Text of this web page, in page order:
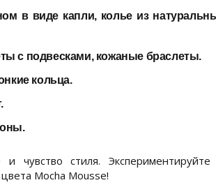
в виде капли, колье из
с подвесками, кожаные браслеты.
кольца.
чувство стиля.
Mocha Mousse!